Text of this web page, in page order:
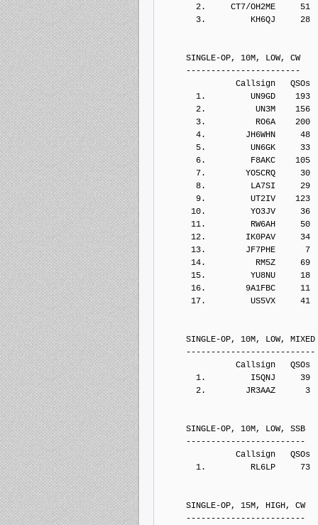
2.     CT7/OH2ME     51
3.         KH6QJ     28
SINGLE-OP, 10M, LOW, CW
-----------------------
Callsign   QSOs  Points
1.         UN9GD    193
2.          UN3M    156
3.          RO6A    200
4.        JH6WHN     48
5.         UN6GK     33
6.         F8AKC    105
7.        YO5CRQ     30
8.         LA7SI     29
9.         UT2IV    123
10.         YO3JV     36
11.         RW6AH     50
12.        IK0PAV     34
13.        JF7PHE      7
14.          RM5Z     69
15.         YU8NU     18
16.        9A1FBC     11
17.         US5VX     41
SINGLE-OP, 10M, LOW, MIXED
--------------------------
Callsign   QSOs  Points
1.         I5QNJ     39
2.        JR3AAZ      3
SINGLE-OP, 10M, LOW, SSB
------------------------
Callsign   QSOs  Points
1.         RL6LP     73
SINGLE-OP, 15M, HIGH, CW
------------------------